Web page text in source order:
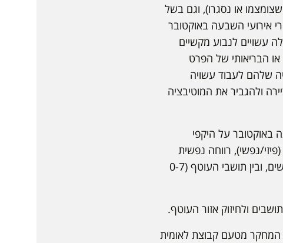
או נסגרו), וגם בשל
אירועי השבעה באוקטובר
עשויים לנבוע מקשיים
או הבריאותי של הפרט
שלהם לעבוד עשויה
ולהגביר את המוטיבציה
באוקטובר על היקפי
נפשי), רווחה נפשית
(Well-being), חלוקת זמן והמוטיבציה לעבודה וליזמות? האם יש הבדלים בין גברים ונשים, ובין תושבי העוטף (0-7
ולחיזוק אזור העוטף.
המחקר מטעם קבוצת לאומית